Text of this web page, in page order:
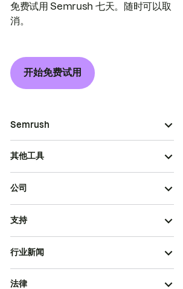
免费试用 Semrush 七天。随时可以取
消。
开始免费试用
Semrush
其他工具
公司
支持
行业新闻
法律